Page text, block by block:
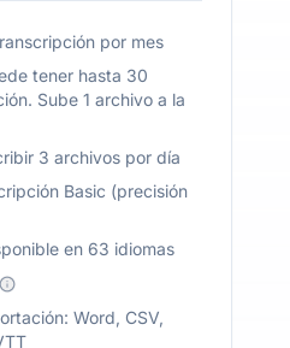
por mes
tener hasta 30
Sube 1 archivo a la
3 archivos por día
Basic (precisión
en 63 idiomas
Word, CSV,